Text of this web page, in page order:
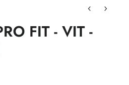
FIT - VIT -